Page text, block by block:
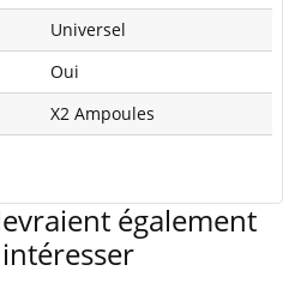
Universel
Oui
X2 Ampoules
également